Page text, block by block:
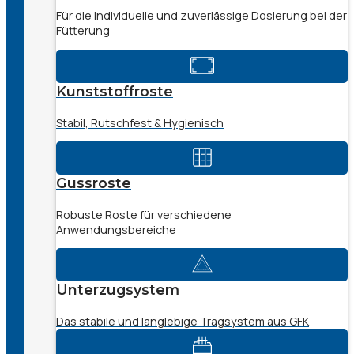
Für die individuelle und zuverlässige Dosierung bei der
Fütterung
Kunststoffroste
Stabil, Rutschfest & Hygienisch
Gussroste
Robuste Roste für verschiedene
Anwendungsbereiche
Unterzugsystem
Das stabile und langlebige Tragsystem aus GFK